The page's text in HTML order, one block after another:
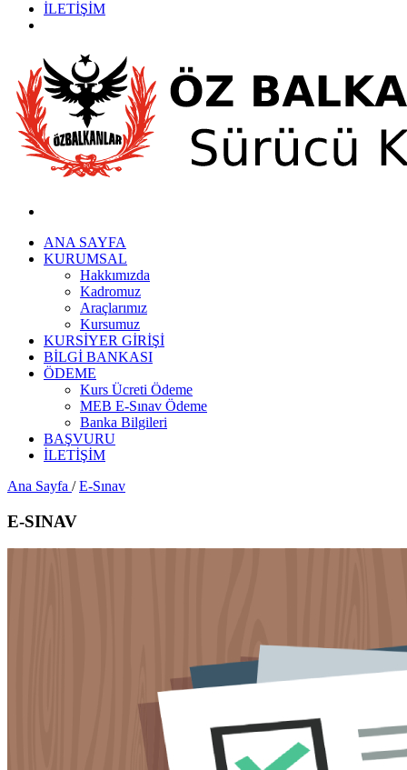
İLETİŞİM
ANA SAYFA
KURUMSAL
Hakkımızda
Kadromuz
Araçlarımız
Kursumuz
KURSİYER GİRİŞİ
BİLGİ BANKASI
ÖDEME
Kurs Ücreti Ödeme
MEB E-Sınav Ödeme
Banka Bilgileri
BAŞVURU
İLETİŞİM
Ana Sayfa / E-Sınav
E-SINAV